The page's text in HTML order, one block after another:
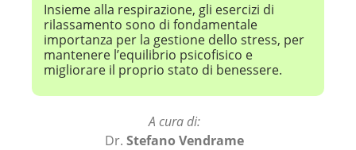
Insieme alla respirazione, gli esercizi di
rilassamento sono di fondamentale
importanza per la gestione dello stress, per
mantenere l’equilibrio psicofisico e
migliorare il proprio stato di benessere.
A cura di:
Dr. Stefano Vendrame